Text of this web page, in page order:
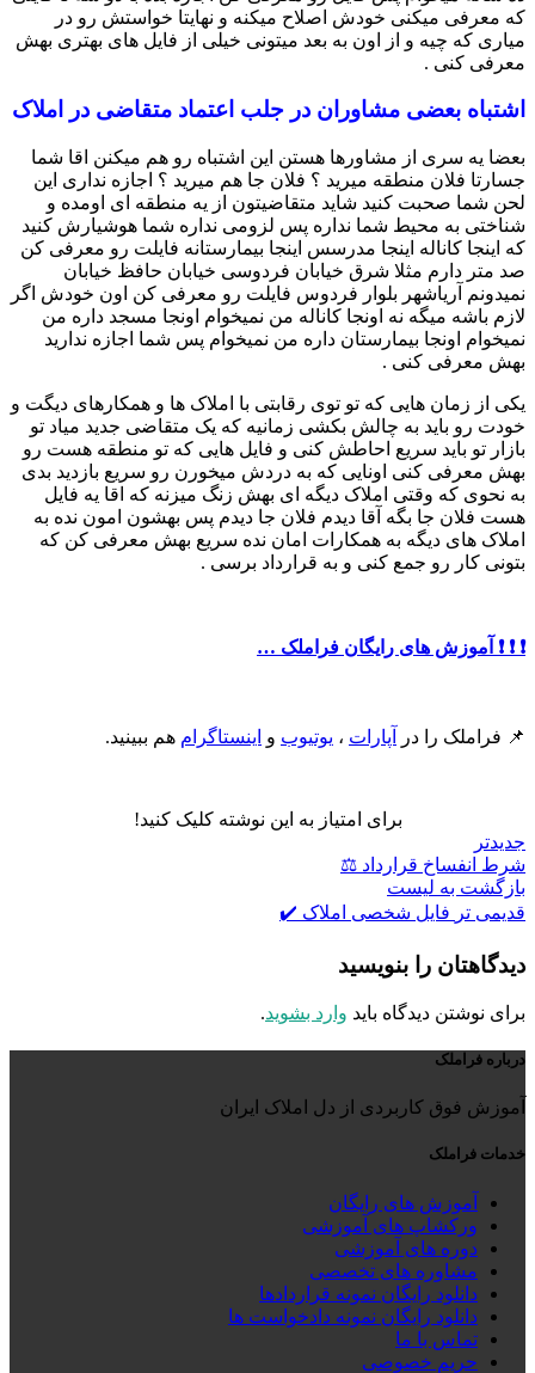
که معرفی میکنی خودش اصلاح میکنه و نهایتا خواستش رو در
میاری که چیه و از اون به بعد میتونی خیلی از فایل های بهتری بهش
معرفی کنی .
اشتباه بعضی مشاوران در جلب اعتماد متقاضی در املاک
بعضا یه سری از مشاورها هستن این اشتباه رو هم میکنن اقا شما
جسارتا فلان منطقه میرید ؟ فلان جا هم میرید ؟ اجازه نداری این
لحن شما صحبت کنید شاید متقاضیتون از یه منطقه ای اومده و
شناختی به محیط شما نداره پس لزومی نداره شما هوشیارش کنید
که اینجا کاناله اینجا مدرسس اینجا بیمارستانه فایلت رو معرفی کن
صد متر دارم مثلا شرق خیابان فردوسی خیابان حافظ خیابان
نمیدونم آریاشهر بلوار فردوس فایلت رو معرفی کن اون خودش اگر
لازم باشه میگه نه اونجا کاناله من نمیخوام اونجا مسجد داره من
نمیخوام اونجا بیمارستان داره من نمیخوام پس شما اجازه ندارید
بهش معرفی کنی .
یکی از زمان هایی که تو توی رقابتی با املاک ها و همکارهای دیگت و
خودت رو باید به چالش بکشی زمانیه که یک متقاضی جدید میاد تو
بازار تو باید سریع احاطش کنی و فایل هایی که تو منطقه هست رو
بهش معرفی کنی اونایی که به دردش میخورن رو سریع بازدید بدی
به نحوی که وقتی املاک دیگه ای بهش زنگ میزنه که اقا یه فایل
هست فلان جا بگه آقا دیدم فلان جا دیدم پس بهشون امون نده به
املاک های دیگه به همکارات امان نده سریع بهش معرفی کن که
بتونی کار رو جمع کنی و به قرارداد برسی .
❗️ ❗️ ❗️ آموزش های رایگان فراملک …
📌 فراملک را در آپارات ، یوتیوب و اینستاگرام هم ببینید.
برای امتیاز به این نوشته کلیک کنید!
جدیدتر
شرط انفساخ قرارداد ⚖️
بازگشت به لیست
قدیمی تر فایل شخصی املاک ✔️
دیدگاهتان را بنویسید
برای نوشتن دیدگاه باید وارد بشوید.
درباره فراملک
آموزش فوق کاربردی از دل املاک ایران
خدمات فراملک
آموزش های رایگان
ورکشاپ های آموزشی
دوره های آموزشی
مشاوره های تخصصی
دانلود رایگان نمونه قراردادها
دانلود رایگان نمونه دادخواست ها
تماس با ما
حریم خصوصی